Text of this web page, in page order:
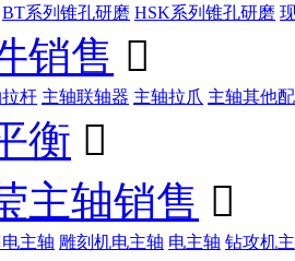
BT系列锥孔研磨 HSK系列锥孔研磨
销售 
杆 主轴联轴器 主轴拉爪 主轴其他
衡 
主轴销售 
主轴 雕刻机电主轴 电主轴 钻攻机